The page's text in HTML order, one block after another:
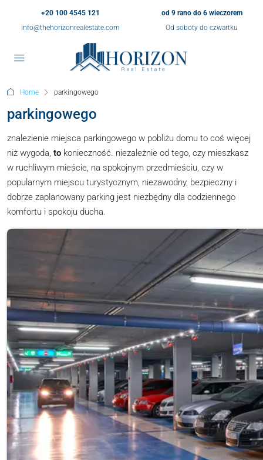
+20 100 4545 121
info@thehorizonrealestate.com
od 9 rano do 6 wieczorem
Od soboty do czwartku
Home parkingowego
parkingowego
znalezienie miejsca parkingowego w pobliżu domu to coś więcej
niż wygoda, to konieczność. niezależnie od tego, czy mieszkasz
w ruchliwym mieście, na spokojnym przedmieściu, czy w
popularnym miejscu turystycznym, niezawodny, bezpieczny i
dobrze zaplanowany parking jest niezbędny dla codziennego
komfortu i spokoju ducha.